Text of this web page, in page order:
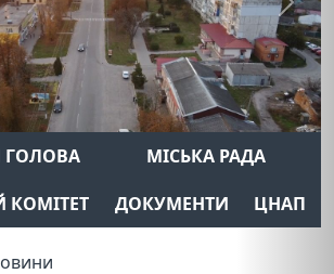
Next
ГОЛОВА
МІСЬКА РАДА
ДОКУМЕНТИ ЦНАП